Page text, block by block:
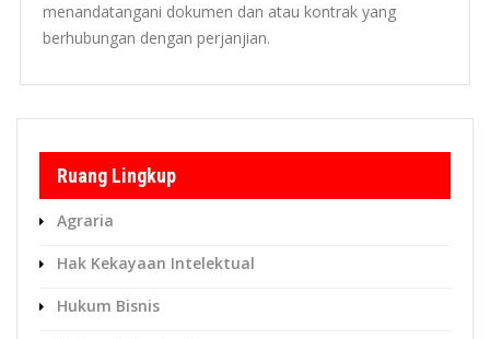
menandatangani dokumen dan atau kontrak yang
berhubungan dengan perjanjian.
Ruang Lingkup
Agraria
Hak Kekayaan Intelektual
Hukum Bisnis